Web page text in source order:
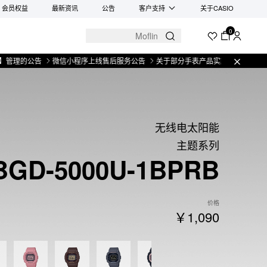
会员权益 最新资讯 公告 客户支持 关于CASIO
0
告 微信小程序上线售后服务公告 关于部分手表产品实施【一物一码】管理的
无线电太阳能
主题系列
5000U-1BPRB
价格
￥1,090